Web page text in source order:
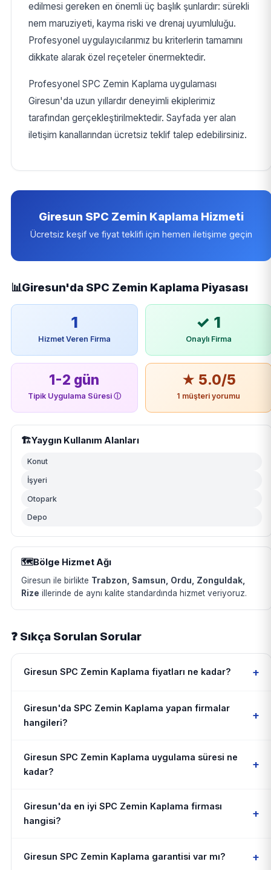
edilmesi gereken en önemli üç başlık şunlardır: sürekli
nem maruziyeti, kayma riski ve drenaj uyumluluğu.
Profesyonel uygulayıcılarımız bu kriterlerin tamamını
dikkate alarak özel reçeteler önermektedir.
Profesyonel SPC Zemin Kaplama uygulaması
Giresun'da uzun yıllardır deneyimli ekiplerimiz
tarafından gerçekleştirilmektedir. Sayfada yer alan
iletişim kanallarından ücretsiz teklif talep edebilirsiniz.
Giresun SPC Zemin Kaplama Hizmeti
Ücretsiz keşif ve fiyat teklifi için hemen iletişime geçin
📊Giresun'da SPC Zemin Kaplama Piyasası
1
Hizmet Veren Firma
✓ 1
Onaylı Firma
1-2 gün
Tipik Uygulama Süresi ⓘ
★ 5.0/5
1 müşteri yorumu
🏗️Yaygın Kullanım Alanları
Konut
İşyeri
Otopark
Depo
🗺️Bölge Hizmet Ağı
Giresun ile birlikte Trabzon, Samsun, Ordu, Zonguldak,
Rize illerinde de aynı kalite standardında hizmet veriyoruz.
❓ Sıkça Sorulan Sorular
Giresun SPC Zemin Kaplama fiyatları ne kadar? +
Giresun'da SPC Zemin Kaplama yapan firmalar
hangileri?
+
Giresun SPC Zemin Kaplama uygulama süresi ne
kadar?
+
Giresun'da en iyi SPC Zemin Kaplama firması
hangisi?
+
Giresun SPC Zemin Kaplama garantisi var mı? +